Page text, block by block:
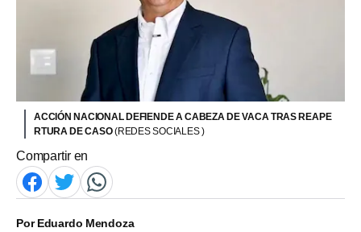
ACCIÓN NACIONAL DEFIENDE A CABEZA DE VACA TRAS REAPE
RTURA DE CASO(REDES SOCIALES )
Compartir en
PorEduardo Mendoza